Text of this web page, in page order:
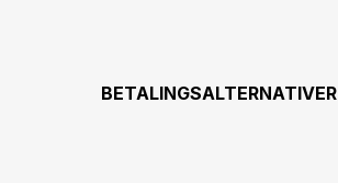
BETALINGSALTERNATIVER